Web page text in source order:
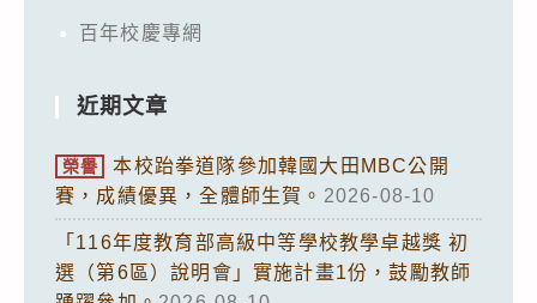
百年校慶專網
近期文章
榮譽
本校跆拳道隊參加韓國大田MBC公開
賽，成績優異，全體師生賀。 2026-08-10
「116年度教育部高級中等學校教學卓越獎 初
選（第6區）說明會」實施計畫1份，鼓勵教師